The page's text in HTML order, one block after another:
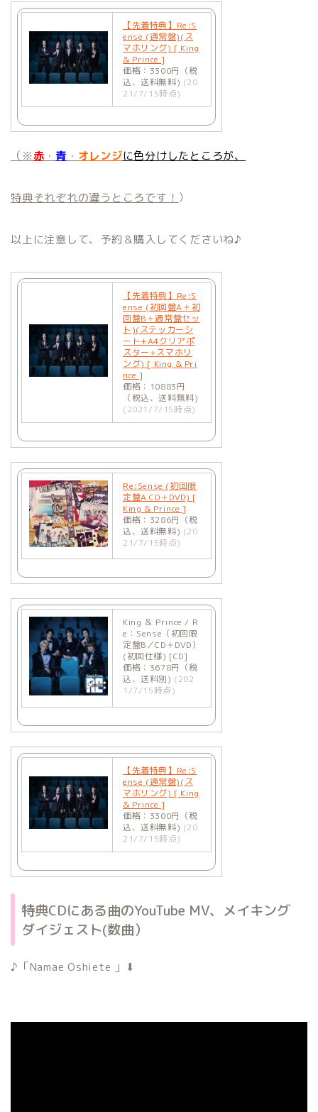
【先着特典】Re:S
ense (通常盤)(ス
マホリング) [ King
& Prince ]
価格：3300円（税
込、送料無料) (20
21/7/15時点)
（※赤 ・ 青 ・ オレンジに色分けしたところが、
特典それぞれの違うところです！ ）
以上に注意して、予約＆購入してくださいね♪
【先着特典】Re:S
ense (初回盤A＋初
回盤B＋通常盤セッ
ト)(ステッカーシ
ート+A4クリアポ
スター+スマホリ
ング) [ King & Pri
nce ]
価格：10883円
（税込、送料無料)
(2021/7/15時点)
Re:Sense (初回限
定盤A CD＋DVD) [
King & Prince ]
価格：3286円（税
込、送料無料) (20
21/7/15時点)
King ＆ Prince / R
e：Sense（初回限
定盤B／CD＋DVD）
(初回仕様) [CD]
価格：3678円（税
込、送料別) (202
1/7/15時点)
【先着特典】Re:S
ense (通常盤)(ス
マホリング) [ King
& Prince ]
価格：3300円（税
込、送料無料) (20
21/7/15時点)
特典CDにある曲のYouTube MV、メイキング
ダイジェスト(数曲）
♪「Namae Oshiete 」⬇︎